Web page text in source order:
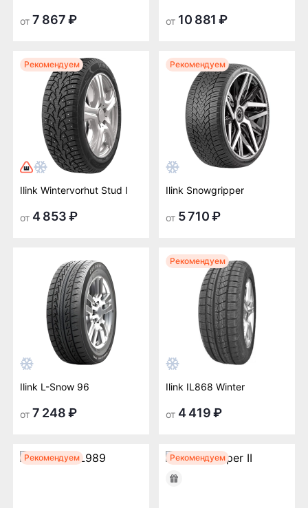
от 7 867 ₽ от 10 881 ₽
Рекомендуем
Ilink Wintervorhut Stud I
от 4 853 ₽
Рекомендуем
Ilink Snowgripper
от 5 710 ₽
Ilink L-Snow 96
от 7 248 ₽
Рекомендуем
Ilink IL868 Winter
от 4 419 ₽
Рекомендуем Рекомендуем